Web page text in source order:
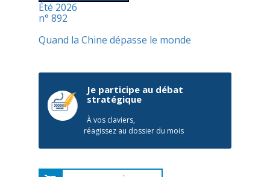
Été 2026
n° 892
Quand la Chine dépasse le monde
Je participe au débat
stratégique
À vos claviers,
réagissez au dossier du mois